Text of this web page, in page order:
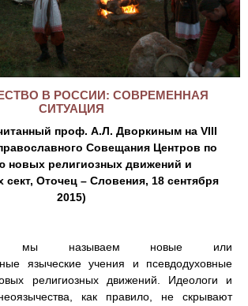
В РОССИИ: СОВРЕМЕННАЯ
СИТУАЦИЯ
проф. А.Л. Дворкиным на VIII
Совещания Центров по
новых религиозных движений и
сект, Оточец – Словения, 18 сентября
2015)
мы называем новые или
языческие учения и псевдодуховные
религиозных движений. Идеологи и
как правило, не скрывают